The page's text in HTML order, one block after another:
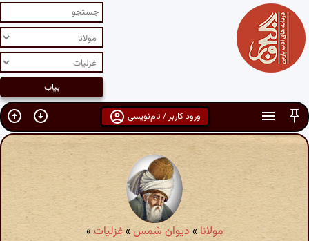
ورود کاربر / نام‌نویسی
مولانا » دیوان شمس»غزلیات »